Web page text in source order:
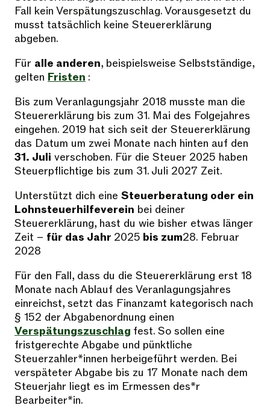
Fall kein Verspätungszuschlag. Vorausgesetzt du
musst tatsächlich keine Steuererklärung
abgeben.
Für alle anderen, beispielsweise Selbstständige,
gelten Fristen :
Bis zum Veranlagungsjahr 2018 musste man die
Steuererklärung bis zum 31. Mai des Folgejahres
eingehen. 2019 hat sich seit der Steuererklärung
das Datum um zwei Monate nach hinten auf den
31. Juli verschoben. Für die Steuer 2025 haben
Steuerpflichtige bis zum 31. Juli 2027 Zeit.
Unterstützt dich eine Steuerberatung oder ein
Lohnsteuerhilfeverein bei deiner
Steuererklärung, hast du wie bisher etwas länger
Zeit – für das Jahr 2025 bis zum28. Februar
2028
Für den Fall, dass du die Steuererklärung erst 18
Monate nach Ablauf des Veranlagungsjahres
einreichst, setzt das Finanzamt kategorisch nach
§ 152 der Abgabenordnung einen
Verspätungszuschlag fest. So sollen eine
fristgerechte Abgabe und pünktliche
Steuerzahler*innen herbeigeführt werden. Bei
verspäteter Abgabe bis zu 17 Monate nach dem
Steuerjahr liegt es im Ermessen des*r
Bearbeiter*in.